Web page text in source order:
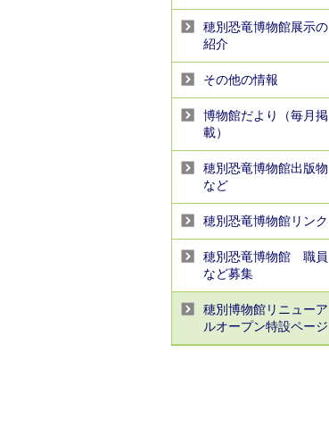
穂別恐竜博物館展示の
紹介
その他の情報
博物館だより（毎月掲
載）
穂別恐竜博物館出版物
など
穂別恐竜博物館リンク
穂別恐竜博物館 職員
など募集
穂別博物館リニューア
ルオープン特設ページ